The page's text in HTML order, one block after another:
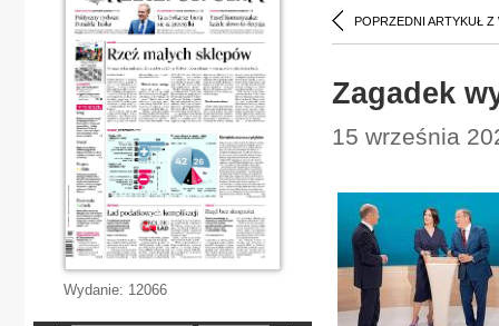
POPRZEDNI ARTYKUŁ Z
Zagadek
15 września
Wydanie: 12066